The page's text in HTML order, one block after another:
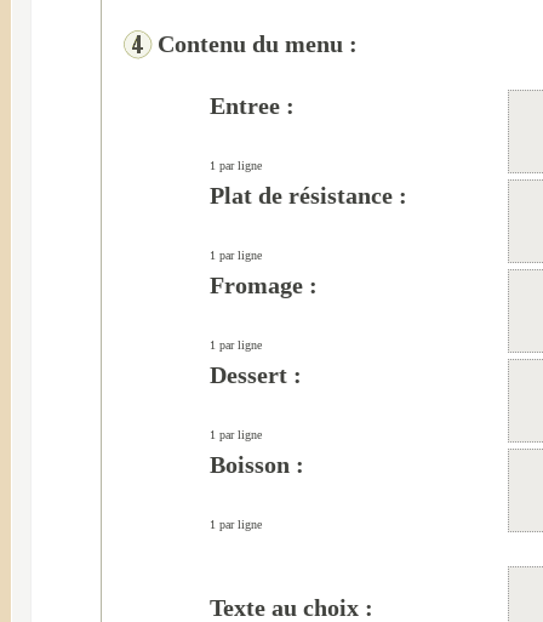
Contenu du menu :
Entree :
1 par ligne
Plat de résistance :
1 par ligne
Fromage :
1 par ligne
Dessert :
1 par ligne
Boisson :
1 par ligne
Texte au choix :